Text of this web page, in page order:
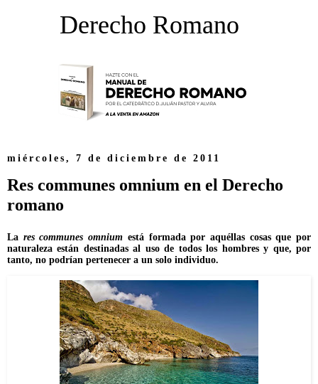
Derecho Romano
miércoles, 7 de diciembre de 2011
Res communes omnium en el Derecho
romano
La res communes omnium está formada por aquéllas cosas que por
naturaleza están destinadas al uso de todos los hombres y que, por
tanto, no podrían pertenecer a un solo individuo.